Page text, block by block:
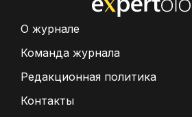
О журнале
Команда журнала
Редакционная политика
Контакты